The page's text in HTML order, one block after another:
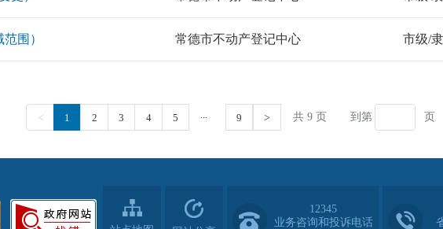
12345
业务咨询和投诉电话